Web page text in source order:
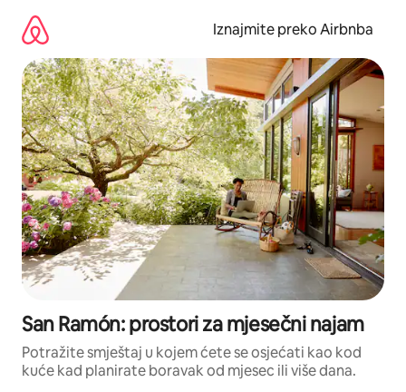
sadržaj
Iznajmite preko Airbnba
San Ramón: prostori za mjesečni najam
Potražite smještaj u kojem ćete se osjećati kao kod
kuće kad planirate boravak od mjesec ili više dana.